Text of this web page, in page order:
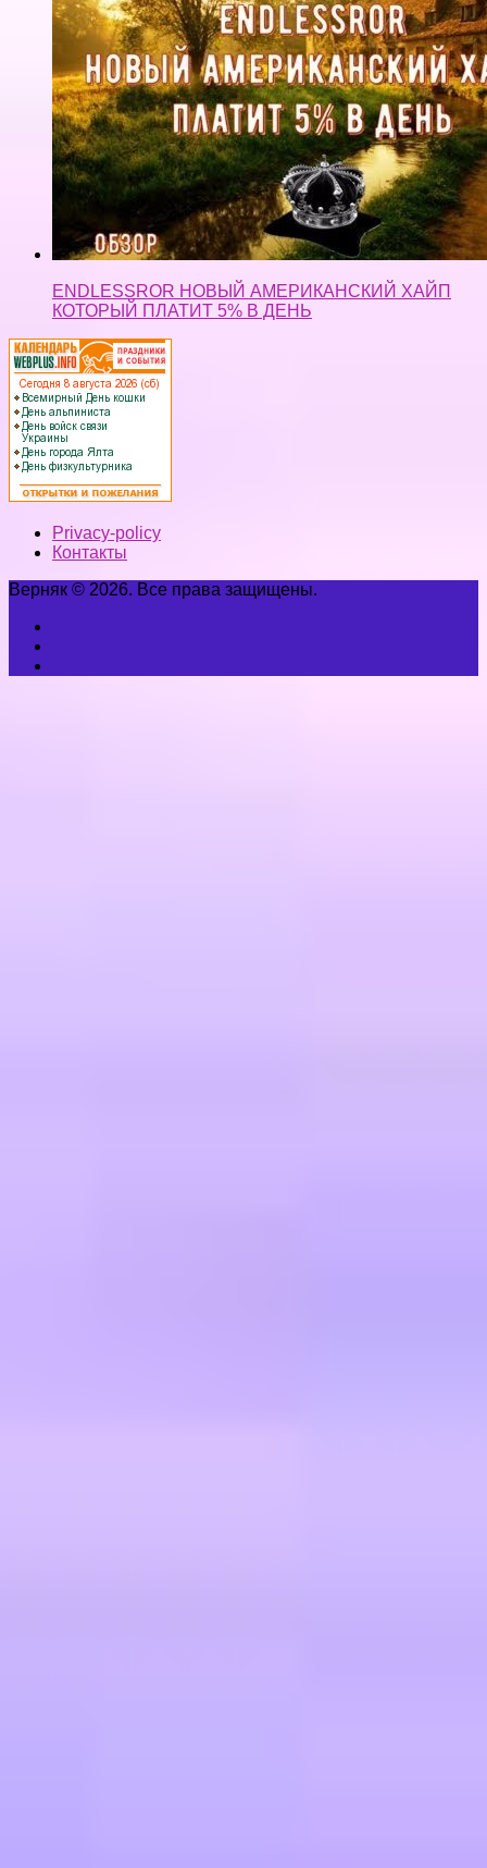
ENDLESSROR НОВЫЙ АМЕРИКАНСКИЙ ХАЙП
КОТОРЫЙ ПЛАТИТ 5% В ДЕНЬ
Privacy-policy
Контакты
Верняк © 2026. Все права защищены.